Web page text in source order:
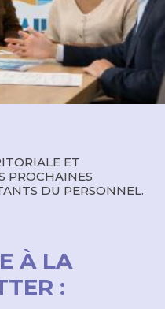
ET
PROCHAINES
DU PERSONNEL.
À LA
: